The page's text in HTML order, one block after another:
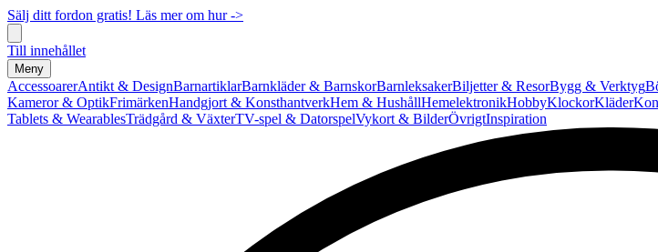
Sälj ditt fordon gratis! Läs mer om hur ->
Till innehållet
Meny
AccessoarerAntikt & DesignBarnartiklarBarnkläder & BarnskorBarnleksakerBiljetter & ResorBygg & Verktyg
Kameror & OptikFrimärkenHandgjort & KonsthantverkHem & HushållHemelektronikHobbyKlockorKläder
Tablets & WearablesTrädgård & VäxterTV-spel & DatorspelVykort & BilderÖvrigtInspiration